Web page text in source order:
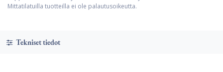
Mittatilatuilla tuotteilla ei ole palautusoikeutta.
Tekniset tiedot